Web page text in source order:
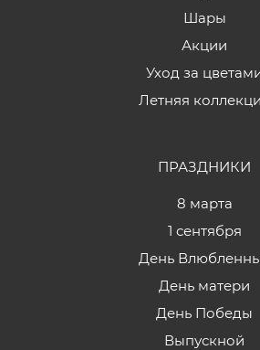
Шары
Акции
Уход за
Летняя
ПРАЗДНИКИ
8 марта
1 сентября
День
День матери
День Победы
Выпускной